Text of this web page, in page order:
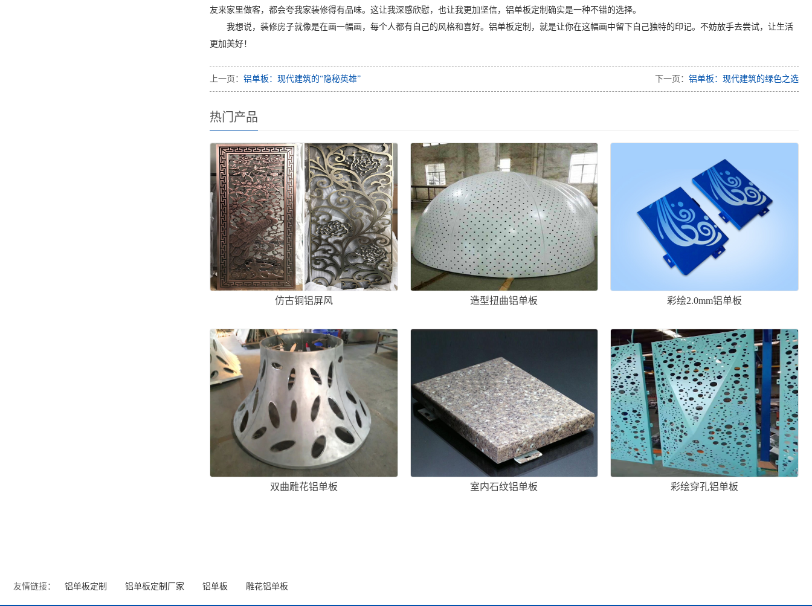
友来家里做客，都会夸我家装修得有品味。这让我深感欣慰，也让我更加坚信，铝单板定制确实是一种不错的选择。
我想说，装修房子就像是在画一幅画，每个人都有自己的风格和喜好。铝单板定制，就是让你在这幅画中留下自己独特的印记。不妨放手去尝试，让生活
更加美好！
上一页： 铝单板：现代建筑的“隐秘英雄” 下一页： 铝单板：现代建筑的绿色之选
热门产品
仿古铜铝屏风 造型扭曲铝单板 彩绘2.0mm铝单板
双曲雕花铝单板 室内石纹铝单板 彩绘穿孔铝单板
友情链接： 铝单板定制 铝单板定制厂家 铝单板 雕花铝单板